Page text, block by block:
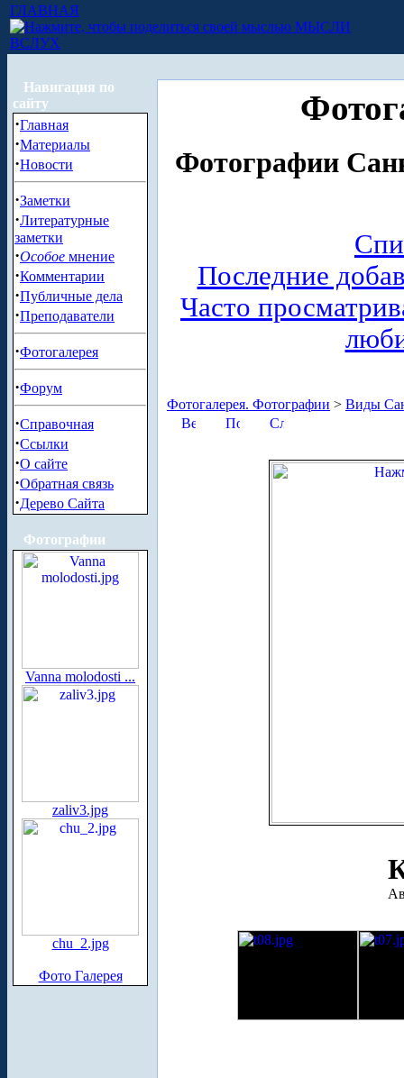
ГЛАВНАЯ
МЫСЛИ
ВСЛУХ
Навигация по
сайту
·Главная
·Материалы
·Новости
·Заметки
·Литературные
заметки
·Особое мнение
·Комментарии
·Публичные дела
·Преподаватели
·Фотогалерея
·Форум
·Справочная
·Ссылки
·О сайте
·Обратная связь
·Дерево Сайта
Фотографии
Vanna molodosti ...
zaliv3.jpg
chu_2.jpg
Фото Галерея
Фотографии
Последние
Часто
Фотогалерея. Фотографии > Виды